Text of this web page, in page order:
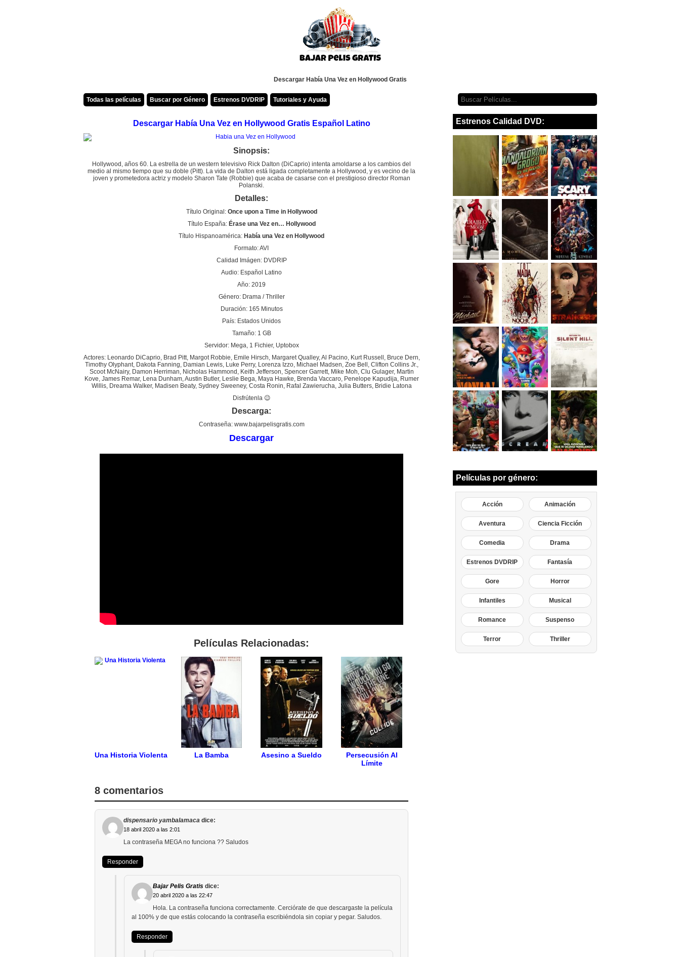
Descargar Había Una Vez en Hollywood Gratis
Todas las películas Buscar por Género Estrenos DVDRIP Tutoriales y Ayuda
Descargar Había Una Vez en Hollywood Gratis Español Latino
Sinopsis:
Hollywood, años 60. La estrella de un western televisivo Rick Dalton (DiCaprio) intenta amoldarse a los cambios del
medio al mismo tiempo que su doble (Pitt). La vida de Dalton está ligada completamente a Hollywood, y es vecino de la
joven y prometedora actriz y modelo Sharon Tate (Robbie) que acaba de casarse con el prestigioso director Roman
Polanski.
Detalles:
Título Original: Once upon a Time in Hollywood
Título España:Érase una Vez en… Hollywood
Título Hispanoamérica: Había una Vez en Hollywood
Formato: AVI
Calidad Imágen: DVDRIP
Audio: Español Latino
Año: 2019
Género: Drama / Thriller
Duración: 165 Minutos
País: Estados Unidos
Tamaño: 1 GB
Servidor: Mega, 1 Fichier, Uptobox
Actores: Leonardo DiCaprio, Brad Pitt, Margot Robbie, Emile Hirsch, Margaret Qualley, Al Pacino, Kurt Russell, Bruce Dern,
Timothy Olyphant, Dakota Fanning, Damian Lewis, Luke Perry, Lorenza Izzo, Michael Madsen, Zoe Bell, Clifton Collins Jr.,
Scoot McNairy, Damon Herriman, Nicholas Hammond, Keith Jefferson, Spencer Garrett, Mike Moh, Clu Gulager, Martin
Kove, James Remar, Lena Dunham, Austin Butler, Leslie Bega, Maya Hawke, Brenda Vaccaro, Penelope Kapudija, Rumer
Willis, Dreama Walker, Madisen Beaty, Sydney Sweeney, Costa Ronin, Rafal Zawierucha, Julia Butters, Bridie Latona
Disfrútenla 😉
Descarga:
Contraseña: www.bajarpelisgratis.com
Descargar
Películas Relacionadas:
Una Historia Violenta La Bamba Asesino a Sueldo
Persecusión Al
Límite
8 comentarios
dispensario yambalamaca dice:
18 abril 2020 a las 2:01
La contraseña MEGA no funciona ?? Saludos
Responder
Bajar Pelis Gratis dice:
20 abril 2020 a las 22:47
Hola. La contraseña funciona correctamente. Cerciórate de que descargaste la película
al 100% y de que estás colocando la contraseña escribiéndola sin copiar y pegar. Saludos.
Responder
Estrenos Calidad DVD:
Películas por género:
Acción Animación
Aventura Ciencia Ficción
Comedia Drama
Estrenos DVDRIP Fantasía
Gore Horror
Infantiles Musical
Romance Suspenso
Terror Thriller